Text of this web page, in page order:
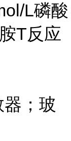
L磷酸
T反应
；玻